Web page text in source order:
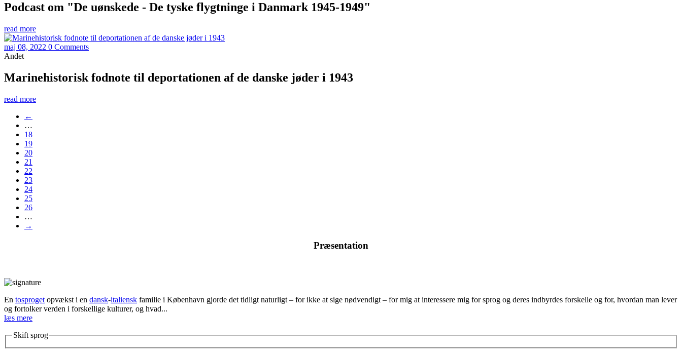
Podcast om "De uønskede - De tyske flygtninge i Danmark 1945-1949"
read more
maj 08, 2022 0 Comments
Andet
Marinehistorisk fodnote til deportationen af de danske jøder i 1943
read more
←
…
18
19
20
21
22
23
24
25
26
…
→
Præsentation
En tosproget opvækst i en dansk-italiensk familie i København gjorde det tidligt naturligt – for ikke at sige nødvendigt – for mig at interessere mig for sprog og deres indbyrdes forskelle og for, hvordan man lever
og fortolker verden i forskellige kulturer, og hvad...
læs mere
Skift sprog